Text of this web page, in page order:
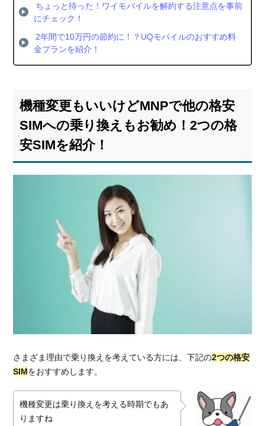
ちょっと待った！ワイモバイルを解約する注意点を事前
にチェック！
2年間で10万円の節約に！？UQモバイルのおすすめ料
金プランを紹介！
機種変更もいいけどMNPで他の格安
SIMへの乗り換えもお勧め！2つの格
安SIMを紹介！
さまざま理由で乗り換えを考えている方には、下記の2つの格安
SIMをおすすめします。
機種変更は乗り換えを考える時期でもあ
りますね